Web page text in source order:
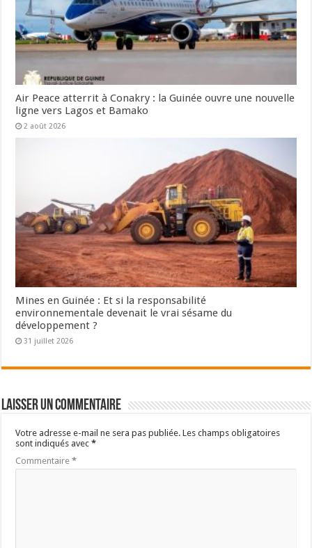
Air Peace atterrit à Conakry : la Guinée ouvre une nouvelle
ligne vers Lagos et Bamako
2 août 2026
Mines en Guinée : Et si la responsabilité
environnementale devenait le vrai sésame du
développement ?
31 juillet 2026
Laisser un commentaire
Votre adresse e-mail ne sera pas publiée. Les champs obligatoires
sont indiqués avec*
Commentaire*